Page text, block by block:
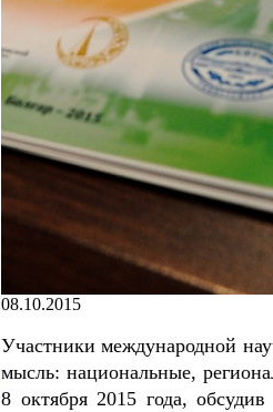
08.10.2015
Участники международной
мысль: национальные,
8 октября 2015 года,